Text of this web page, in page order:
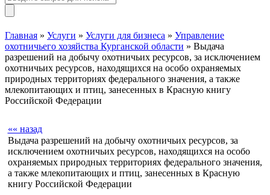
Главная » Услуги » Услуги для бизнеса » Управление
охотничьего хозяйства Курганской области » Выдача
разрешений на добычу охотничьих ресурсов, за исключением
охотничьих ресурсов, находящихся на особо охраняемых
природных территориях федерального значения, а также
млекопитающих и птиц, занесенных в Красную книгу
Российской Федерации
«« назад
Выдача разрешений на добычу охотничьих ресурсов, за
исключением охотничьих ресурсов, находящихся на особо
охраняемых природных территориях федерального значения,
а также млекопитающих и птиц, занесенных в Красную
книгу Российской Федерации